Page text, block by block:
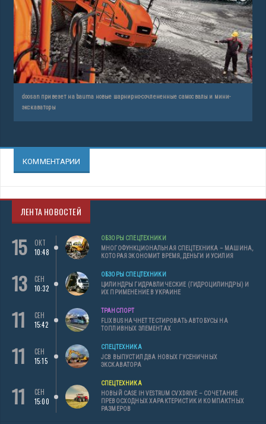
doosan привезет на bauma новые шарнирно-сочлененные самосвалы и мини-
экскаваторы
КОММЕНТАРИИ
ЛЕНТА НОВОСТЕЙ
15
ОКТ
10:48
ОБЗОРЫ СПЕЦТЕХНИКИ
МНОГОФУНКЦИОНАЛЬНАЯ СПЕЦТЕХНИКА – МАШИНА,
КОТОРАЯ ЭКОНОМИТ ВРЕМЯ, ДЕНЬГИ И УСИЛИЯ
13
СЕН
10:32
ОБЗОРЫ СПЕЦТЕХНИКИ
ЦИЛИНДРЫ ГИДРАВЛИЧЕСКИЕ (ГИДРОЦИЛИНДРЫ) И
ИХ ПРИМЕНЕНИЕ В УКРАИНЕ
11
СЕН
15:42
ТРАНСПОРТ
FLIXBUS НАЧНЕТ ТЕСТИРОВАТЬ АВТОБУСЫ НА
ТОПЛИВНЫХ ЭЛЕМЕНТАХ
11
СЕН
15:15
СПЕЦТЕХНИКА
JCB ВЫПУСТИЛ ДВА НОВЫХ ГУСЕНИЧНЫХ
ЭКСКАВАТОРА
11
СЕН
15:00
СПЕЦТЕХНИКА
НОВЫЙ CASE IH VESTRUM CVXDRIVE – СОЧЕТАНИЕ
ПРЕВОСХОДНЫХ ХАРАКТЕРИСТИК И КОМПАКТНЫХ
РАЗМЕРОВ